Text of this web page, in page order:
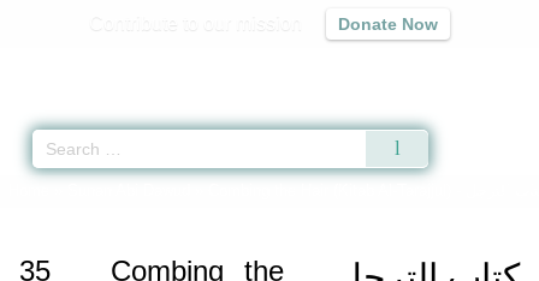
Donate Now
35
Combing the